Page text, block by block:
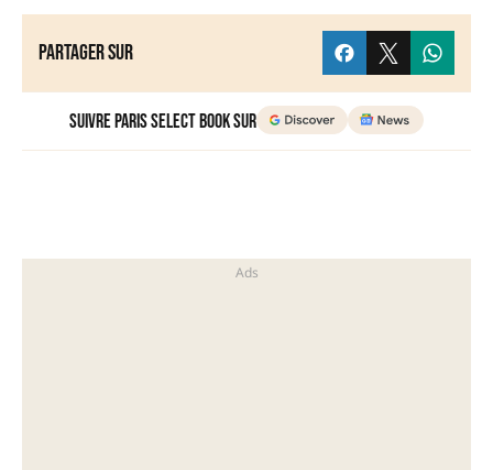
Partager sur
Suivre Paris Select Book sur